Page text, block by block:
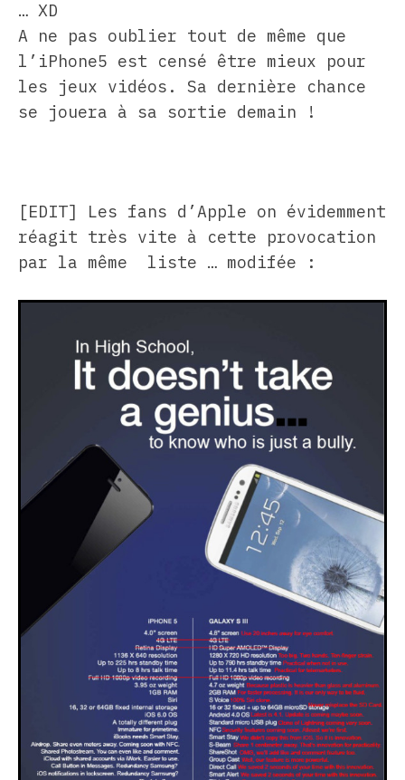
… XD
A ne pas oublier tout de même que
l’iPhone5 est censé être mieux pour
les jeux vidéos. Sa dernière chance
se jouera à sa sortie demain !
[EDIT] Les fans d’Apple on évidemment
réagit très vite à cette provocation
par la même liste … modifée :